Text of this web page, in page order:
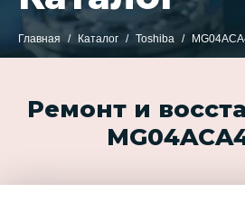
Главная Каталог Toshiba
Ремонт и